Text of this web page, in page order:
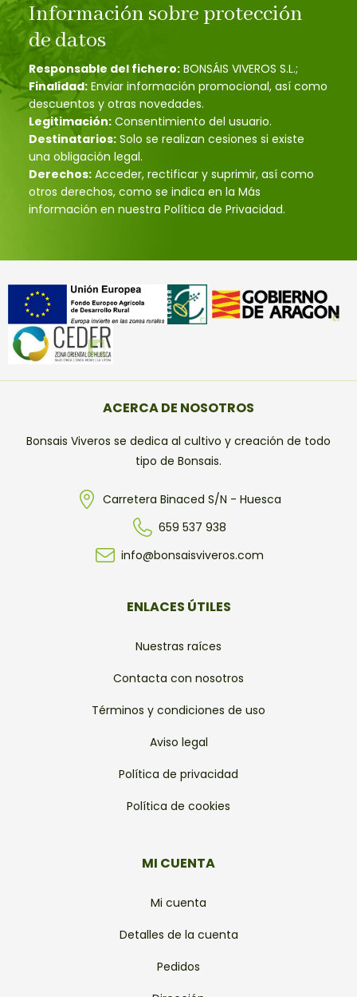
Información sobre protección
de datos
Responsable del fichero: BONSÁIS VIVEROS S.L.;
Finalidad: Enviar información promocional, así como
descuentos y otras novedades.
Legitimación: Consentimiento del usuario.
Destinatarios: Solo se realizan cesiones si existe
una obligación legal.
Derechos: Acceder, rectificar y suprimir, así como
otros derechos, como se indica en la Más
información en nuestra Política de Privacidad.
ACERCA DE NOSOTROS
Bonsais Viveros se dedica al cultivo y creación de todo
tipo de Bonsais.
Carretera Binaced S/N - Huesca
659 537 938
info@bonsaisviveros.com
ENLACES ÚTILES
Nuestras raíces
Contacta con nosotros
Términos y condiciones de uso
Aviso legal
Política de privacidad
Política de cookies
MI CUENTA
Mi cuenta
Detalles de la cuenta
Pedidos